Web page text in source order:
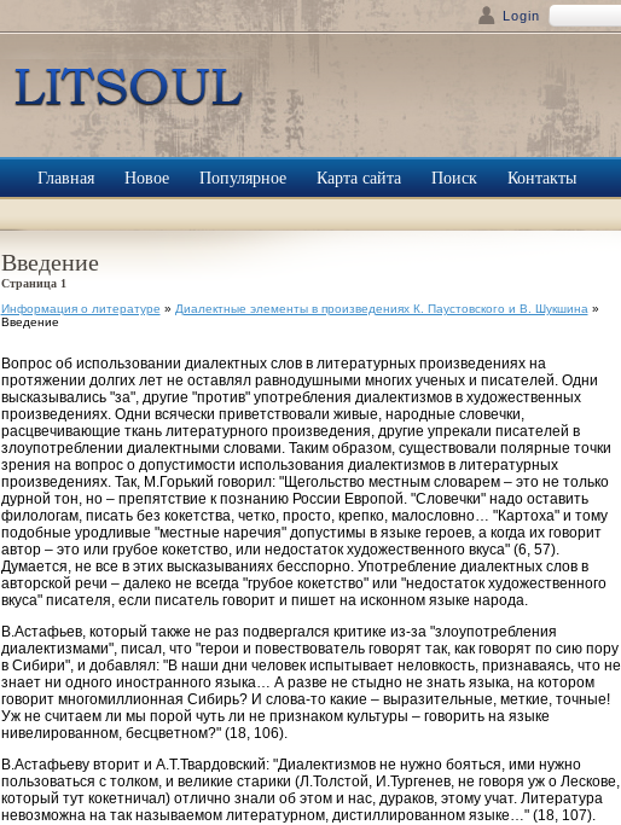
Login
Главная Новое Популярное Карта сайта Поиск Контакты
Введение
Страница 1
Информация о литературе » Диалектные элементы в произведениях К. Паустовского и В. Шукшина »
Введение
Вопрос об использовании диалектных слов в литературных произведениях на
протяжении долгих лет не оставлял равнодушными многих ученых и писателей. Одни
высказывались "за", другие "против" употребления диалектизмов в художественных
произведениях. Одни всячески приветствовали живые, народные словечки,
расцвечивающие ткань литературного произведения, другие упрекали писателей в
злоупотреблении диалектными словами. Таким образом, существовали полярные точки
зрения на вопрос о допустимости использования диалектизмов в литературных
произведениях. Так, М.Горький говорил: "Щегольство местным словарем – это не только
дурной тон, но – препятствие к познанию России Европой. "Словечки" надо оставить
филологам, писать без кокетства, четко, просто, крепко, малословно… "Картоха" и тому
подобные уродливые "местные наречия" допустимы в языке героев, а когда их говорит
автор – это или грубое кокетство, или недостаток художественного вкуса" (6, 57).
Думается, не все в этих высказываниях бесспорно. Употребление диалектных слов в
авторской речи – далеко не всегда "грубое кокетство" или "недостаток художественного
вкуса" писателя, если писатель говорит и пишет на исконном языке народа.
В.Астафьев, который также не раз подвергался критике из-за "злоупотребления
диалектизмами", писал, что "герои и повествователь говорят так, как говорят по сию пору
в Сибири", и добавлял: "В наши дни человек испытывает неловкость, признаваясь, что не
знает ни одного иностранного языка… А разве не стыдно не знать языка, на котором
говорит многомиллионная Сибирь? И слова-то какие – выразительные, меткие, точные!
Уж не считаем ли мы порой чуть ли не признаком культуры – говорить на языке
нивелированном, бесцветном?" (18, 106).
В.Астафьеву вторит и А.Т.Твардовский: "Диалектизмов не нужно бояться, ими нужно
пользоваться с толком, и великие старики (Л.Толстой, И.Тургенев, не говоря уж о Лескове,
который тут кокетничал) отлично знали об этом и нас, дураков, этому учат. Литература
невозможна на так называемом литературном, дистиллированном языке…" (18, 107).